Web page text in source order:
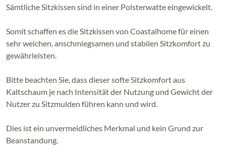
Sämtliche Sitzkissen sind in einer Polsterwatte eingewickelt.
Somit schaffen es die Sitzkissen von Coastalhome für einen
sehr weichen, anschmiegsamen und stabilen Sitzkomfort zu
gewährleisten.
Bitte beachten Sie, dass dieser softe Sitzkomfort aus
Kaltschaum je nach Intensität der Nutzung und Gewicht der
Nutzer zu Sitzmulden führen kann und wird.
Dies ist ein unvermeidliches Merkmal und kein Grund zur
Beanstandung.